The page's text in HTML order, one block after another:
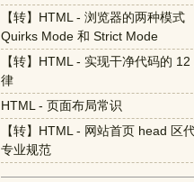
【转】HTML - 浏览器的两种模式
Quirks Mode 和 Strict Mode
【转】HTML - 实现干净代码的 12
律
HTML - 页面布局常识
【转】HTML - 网站首页 head 区
专业规范